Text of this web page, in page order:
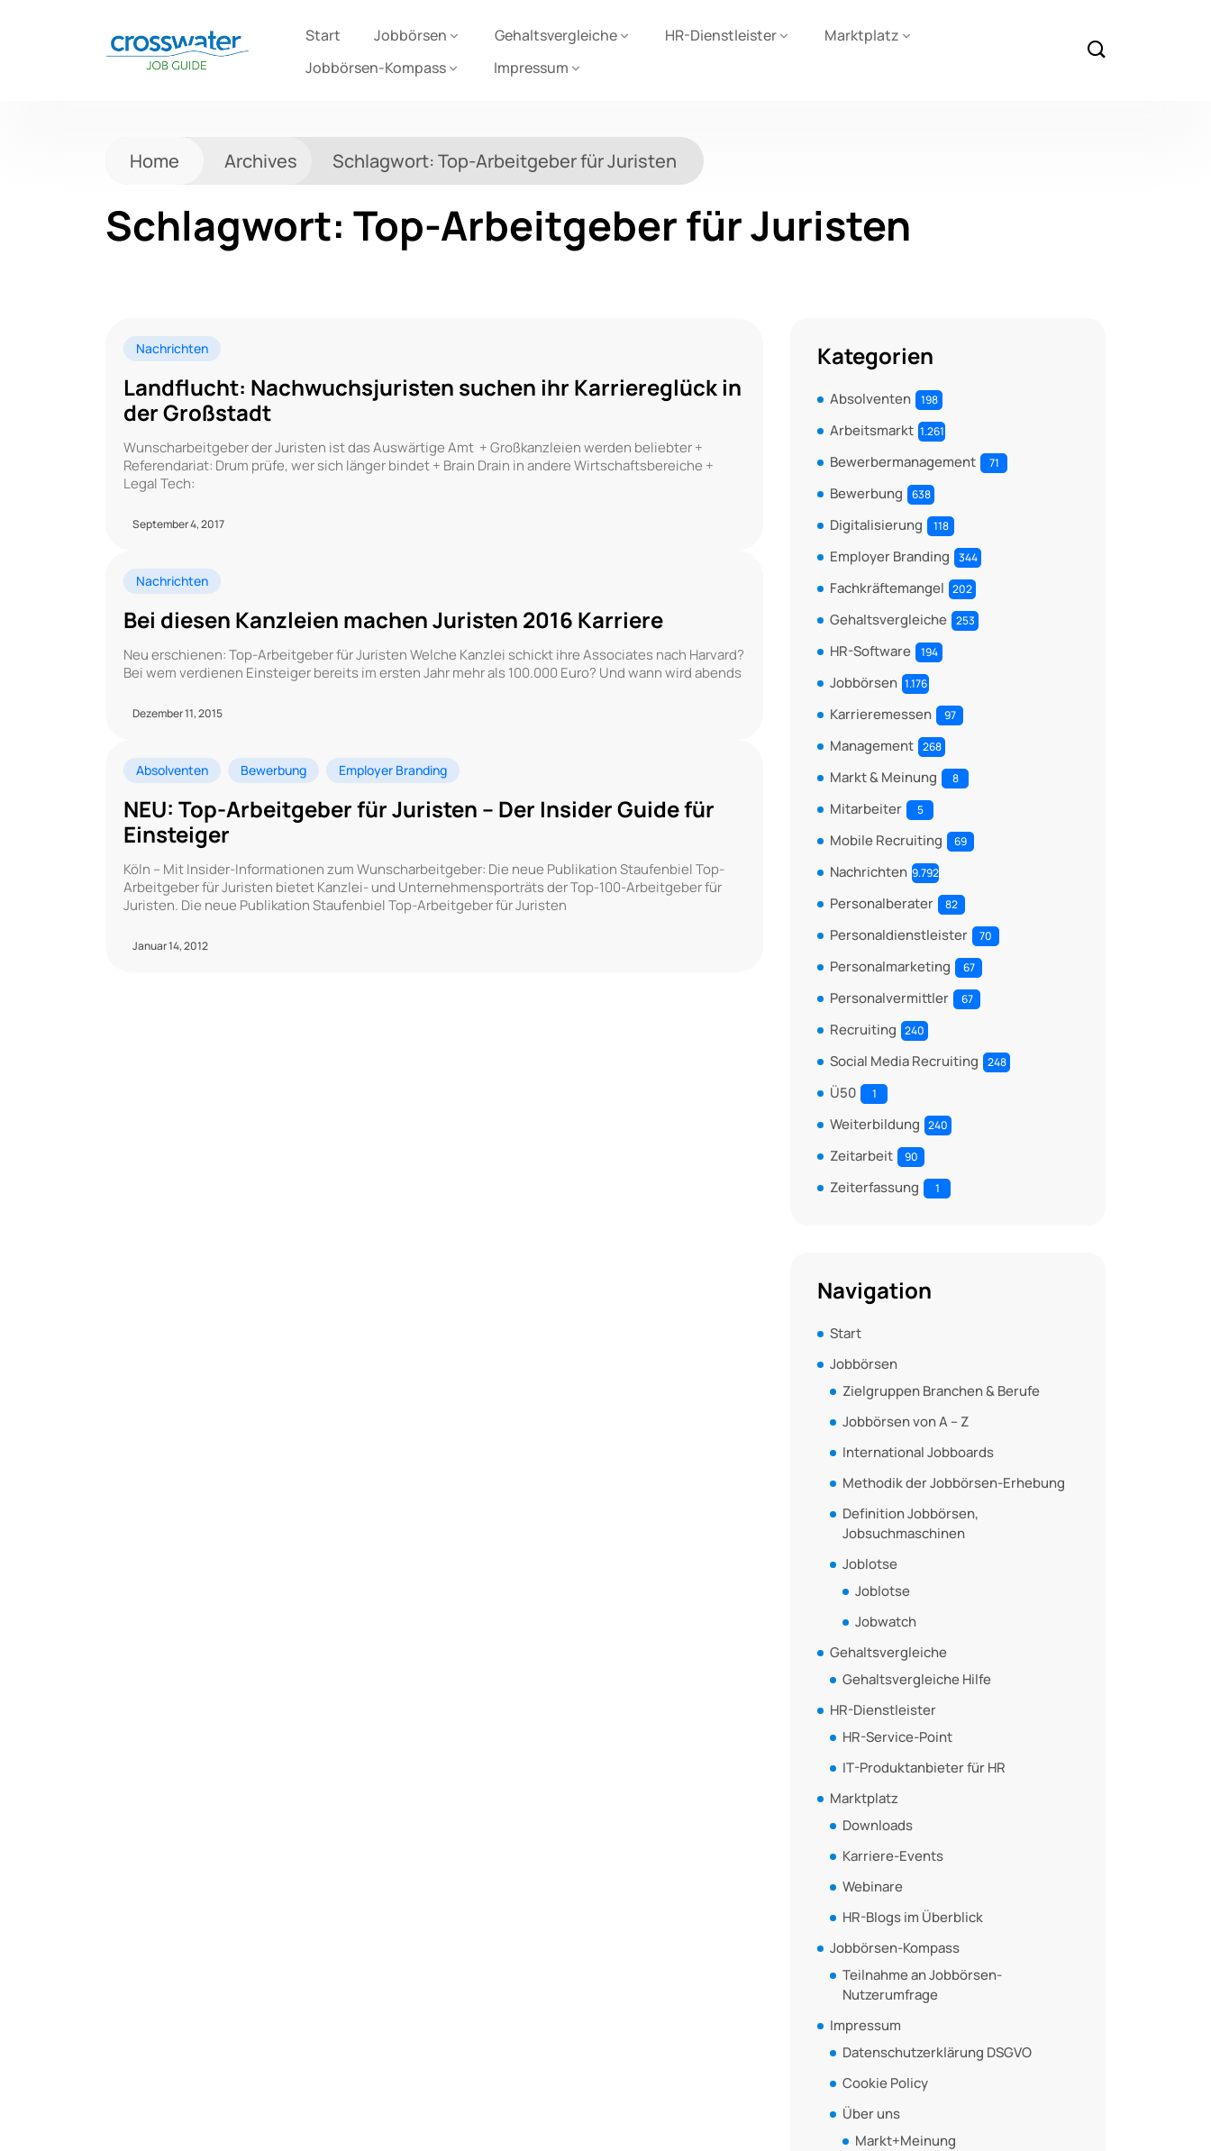
Start Jobbörsen Gehaltsvergleiche HR-Dienstleister
Marktplatz
Jobbörsen-Kompass
Impressum
Home Archives Schlagwort:Top-Arbeitgeber für Juristen
Schlagwort: Top-Arbeitgeber für Juristen
Nachrichten
Landflucht: Nachwuchsjuristen suchen ihr Karriereglück in
der Großstadt
Wunscharbeitgeber der Juristen ist das Auswärtige Amt + Großkanzleien werden beliebter +
Referendariat: Drum prüfe, wer sich länger bindet + Brain Drain in andere Wirtschaftsbereiche +
Legal Tech:
September 4, 2017
Nachrichten
Bei diesen Kanzleien machen Juristen 2016 Karriere
Neu erschienen: Top-Arbeitgeber für Juristen Welche Kanzlei schickt ihre Associates nach Harvard?
Bei wem verdienen Einsteiger bereits im ersten Jahr mehr als 100.000 Euro? Und wann wird abends
Dezember 11, 2015
Absolventen Bewerbung Employer Branding
NEU: Top-Arbeitgeber für Juristen – Der Insider Guide für
Einsteiger
Köln – Mit Insider-Informationen zum Wunscharbeitgeber: Die neue Publikation Staufenbiel Top-
Arbeitgeber für Juristen bietet Kanzlei- und Unternehmensporträts der Top-100-Arbeitgeber für
Juristen. Die neue Publikation Staufenbiel Top-Arbeitgeber für Juristen
Januar 14, 2012
Kategorien
Absolventen 198
Arbeitsmarkt 1.261
Bewerbermanagement 71
Bewerbung 638
Digitalisierung 118
Employer Branding 344
Fachkräftemangel 202
Gehaltsvergleiche 253
HR-Software 194
Jobbörsen 1.176
Karrieremessen 97
Management 268
Markt & Meinung 8
Mitarbeiter 5
Mobile Recruiting 69
Nachrichten 9.792
Personalberater 82
Personaldienstleister 70
Personalmarketing 67
Personalvermittler 67
Recruiting 240
Social Media Recruiting 248
Ü50 1
Weiterbildung 240
Zeitarbeit 90
Zeiterfassung 1
Navigation
Start
Jobbörsen
Zielgruppen Branchen & Berufe
Jobbörsen von A – Z
International Jobboards
Methodik der Jobbörsen-Erhebung
Definition Jobbörsen,
Jobsuchmaschinen
Joblotse
Joblotse
Jobwatch
Gehaltsvergleiche
Gehaltsvergleiche Hilfe
HR-Dienstleister
HR-Service-Point
IT-Produktanbieter für HR
Marktplatz
Downloads
Karriere-Events
Webinare
HR-Blogs im Überblick
Jobbörsen-Kompass
Teilnahme an Jobbörsen-
Nutzerumfrage
Impressum
Datenschutzerklärung DSGVO
Cookie Policy
Über uns
Markt+Meinung